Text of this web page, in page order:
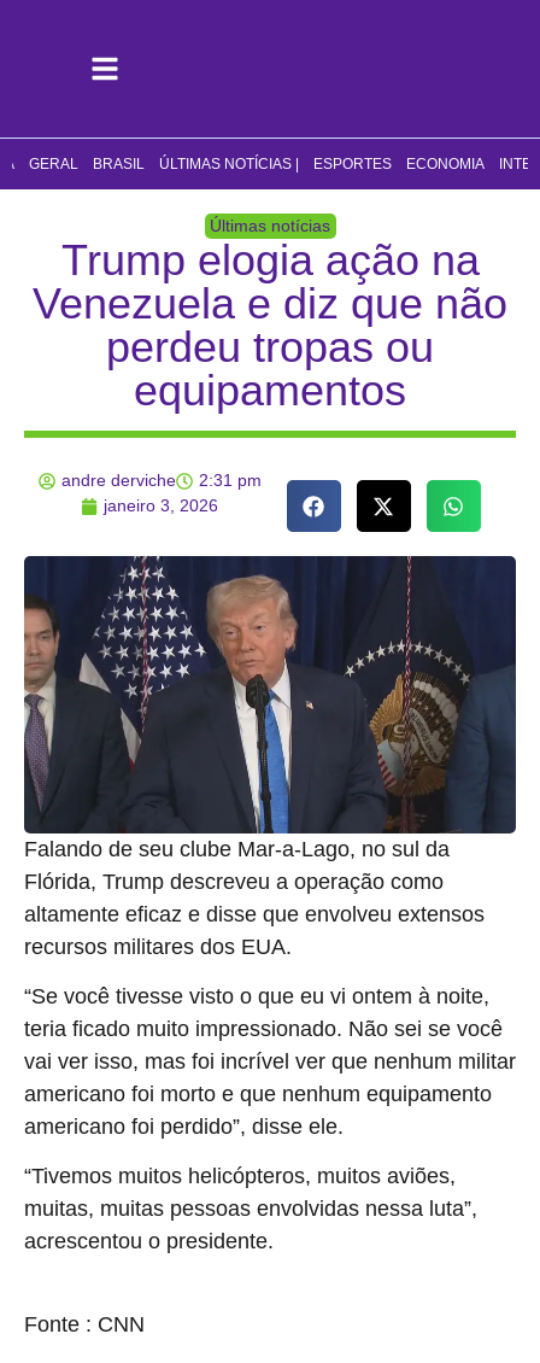
GERAL BRASIL ÚLTIMAS NOTÍCIAS | ESPORTES ECONOMIA
Últimas notícias
Trump elogia ação na
Venezuela e diz que não
perdeu tropas ou
equipamentos
andre derviche
2:31 pm
janeiro 3, 2026
Falando de seu clube Mar-a-Lago, no sul da
Flórida, Trump descreveu a operação como
altamente eficaz e disse que envolveu extensos
recursos militares dos EUA.
“Se você tivesse visto o que eu vi ontem à noite,
teria ficado muito impressionado. Não sei se você
vai ver isso, mas foi incrível ver que nenhum militar
americano foi morto e que nenhum equipamento
americano foi perdido”, disse ele.
“Tivemos muitos helicópteros, muitos aviões,
muitas, muitas pessoas envolvidas nessa luta”,
acrescentou o presidente.
Fonte : CNN